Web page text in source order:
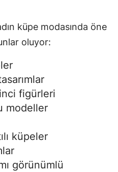
küpe modasında öne
oluyor:
figürleri
modeller
küpeler
görünümlü